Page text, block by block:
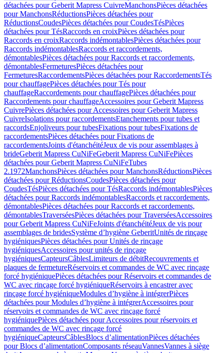
détachées pour Geberit Mapress CuivreManchonsPièces détachées
pour ManchonsRéductionsPièces détachées pour
RéductionsCoudesPièces détachées pour CoudesTésPièces
détachées pour TésRaccords en croixPièces détachées pour
Raccords en croixRaccords indémontablesPièces détachées pour
Raccords indémontablesRaccords et raccordements,
démontablesPièces détachées pour Raccords et raccordements,
démontablesFermeturesPièces détachées pour
FermeturesRaccordementsPièces détachées pour RaccordementsTés
pour chauffagePièces détachées pour Tés pour
chauffageRaccordements pour chauffagePièces détachées pour
Raccordements pour chauffageAccessoires pour Geberit Mapress
CuivrePièces détachées pour Accessoires pour Geberit Mapress
CuivreIsolations pour raccordementsEtanchements pour tubes et
raccordsEnjoliveurs pour tubesFixations pour tubesFixations de
raccordementsPièces détachées pour Fixations de
raccordementsJoints d'étanchéitéJeux de vis pour assemblages à
brideGeberit Mapress CuNiFeGeberit Mapress CuNiFePièces
détachées pour Geberit Mapress CuNiFeTubes
2.1972ManchonsPièces détachées pour ManchonsRéductionsPièces
détachées pour RéductionsCoudesPièces détachées pour
CoudesTésPièces détachées pour TésRaccords indémontablesPièces
détachées pour Raccords indémontablesRaccords et raccordements,
démontablesPièces détachées pour Raccords et raccordements,
démontablesTraverséesPièces détachées pour TraverséesAccessoires
pour Geberit Mapress CuNiFeJoints d'étanchéitéJeux de vis pour
assemblages de bridesSystème d’hygiène GeberitUnités de rinçage
hygiéniquesPièces détachées pour Unités de rinçage
hygiéniquesAccessoires pour unités de rinçage
hygiéniquesCapteursCâblesLimiteurs de débitRecouvrements et
plaques de fermetureRéservoirs et commandes de WC avec rinçage
forcé hygiéniquePièces détachées pour Réservoirs et commandes de
WC avec rinçage forcé hygiéniqueRéservoirs à encastrer avec
rinçage forcé hygiéniqueModules d’hygiène à intégrerPièces
détachées pour Modules d’hygiène à intégrerAccessoires pour
réservoirs et commandes de WC avec rinçage forcé
hygiéniquePièces détachées pour Accessoires pour réservoirs et
commandes de WC avec rinçage forcé
hygiéniqueCapteursCâblesBlocs d’alimentationPièces détachées
pour Blocs d’alimentationComposants réseauVannesVannes à siège